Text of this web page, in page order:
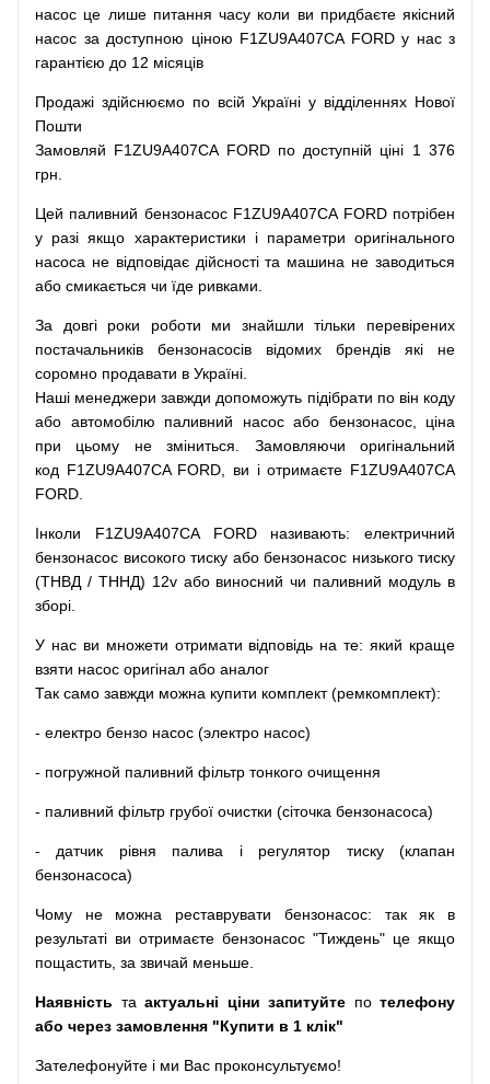
насос це лише питання часу коли ви придбаєте якісний
насос за доступною ціною F1ZU9A407CA FORD у нас з
гарантією до 12 місяців
Продажі здійснюємо по всій Україні у відділеннях Нової
Пошти
Замовляй F1ZU9A407CA FORD по доступній ціні 1 376
грн.
Цей паливний бензонасосF1ZU9A407CA FORD потрібен
у разі якщо характеристики і параметри оригінального
насоса не відповідає дійсності та машина не заводиться
або смикається чи їде ривками
За довгі роки роботи ми знайшли тільки
перевірених
постачальників
бензонасосів відомих брендів які
не
соромно продавати в Україні.
Наші менеджери завжди допоможуть підібрати по він коду
або автомобілю паливний насос або бензонасос,
ціна
при
цьому не зміниться Замовляючи
оригінальний
код F1ZU9A407CA FORD, ви і отримаєте F1ZU9A407CA
FORD.
Інколи F1ZU9A407CA FORD називають:
електричний
бензонасос високого тиску або бензонасос низького тиску
(ТНВД / ТННД) 12v або виносний чи паливний модуль в
зборі
У нас ви множети отримати відповідь на те: який краще
взяти насос оригінал або аналог
Так само завжди можна купити комплект (ремкомплект):
- електро бензо насос (электро насос)
- погружной паливний фільтр тонкого очищення
- паливний фільтр грубої очистки (сіточка бензонасоса)
- датчик рівня палива і регулятор тиску (клапан
бензонасоса)
Чому не можна реставрувати бензонасос: так як
в
результаті ви отримаєте бензонасос "Тиждень" це якщо
пощастить, за звичай меньше.
Наявність та актуальні ціни запитуйте по телефону
або через замовлення "Купити в 1 клік"
Зателефонуйте і ми Вас проконсультуємо!